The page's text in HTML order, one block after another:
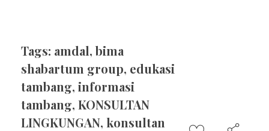
Tags: amdal, bima
shabartum group, edukasi
tambang, informasi
tambang, KONSULTAN
LINGKUNGAN, konsultan